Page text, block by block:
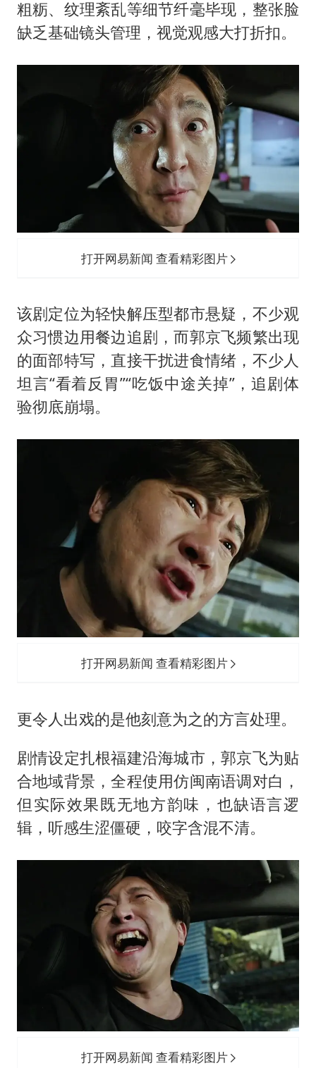
粗粝、纹理紊乱等细节纤毫毕现，整张脸
缺乏基础镜头管理，视觉观感大打折扣。
打开网易新闻 查看精彩图片
该剧定位为轻快解压型都市悬疑，不少观
众习惯边用餐边追剧，而郭京飞频繁出现
的面部特写，直接干扰进食情绪，不少人
坦言“看着反胃”“吃饭中途关掉”，追剧体
验彻底崩塌。
打开网易新闻 查看精彩图片
更令人出戏的是他刻意为之的方言处理。
剧情设定扎根福建沿海城市，郭京飞为贴
合地域背景，全程使用仿闽南语调对白，
但实际效果既无地方韵味，也缺语言逻
辑，听感生涩僵硬，咬字含混不清。
打开网易新闻 查看精彩图片